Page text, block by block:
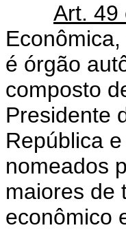
Art. 49
é órgão
composto
Presidente
República
nomeados
maiores de
econômico